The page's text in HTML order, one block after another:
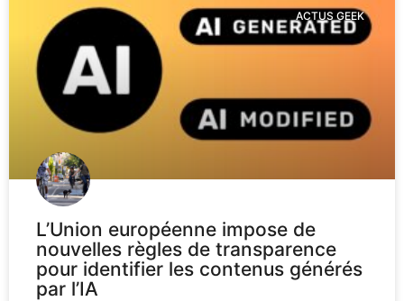
ACTUS GEEK
L’Union européenne impose de
nouvelles règles de transparence
pour identifier les contenus générés
par l’IA